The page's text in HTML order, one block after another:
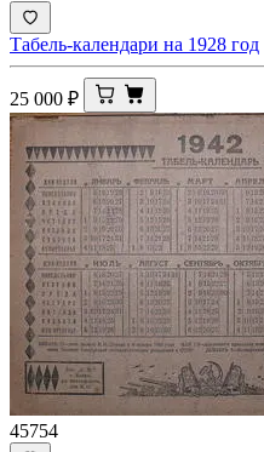
Табель-календари на 1928 год
25 000 ₽
45754